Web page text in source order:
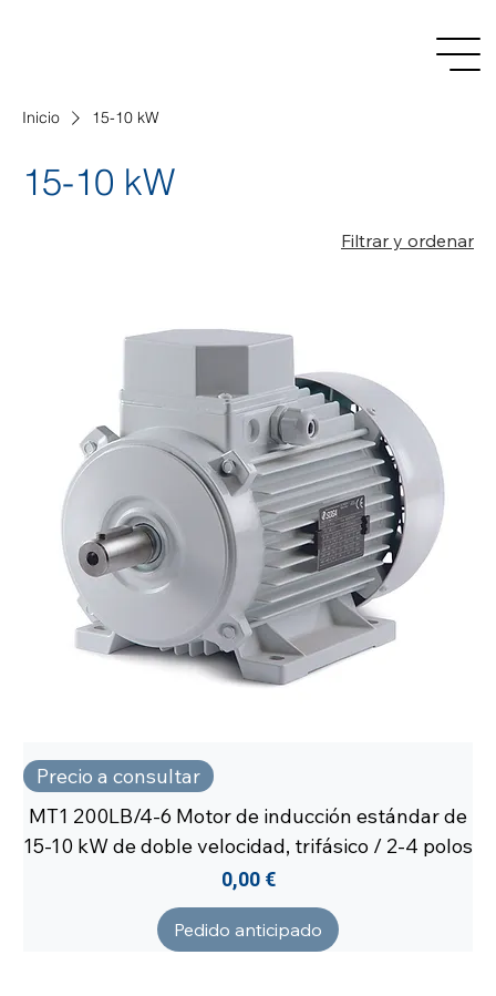
Inicio 15-10 kW
15-10 kW
Filtrar y ordenar
Precio a consultar
MT1 200LB/4-6 Motor de inducción estándar de
15-10 kW de doble velocidad, trifásico / 2-4 polos
Precio
0,00 €
Pedido anticipado